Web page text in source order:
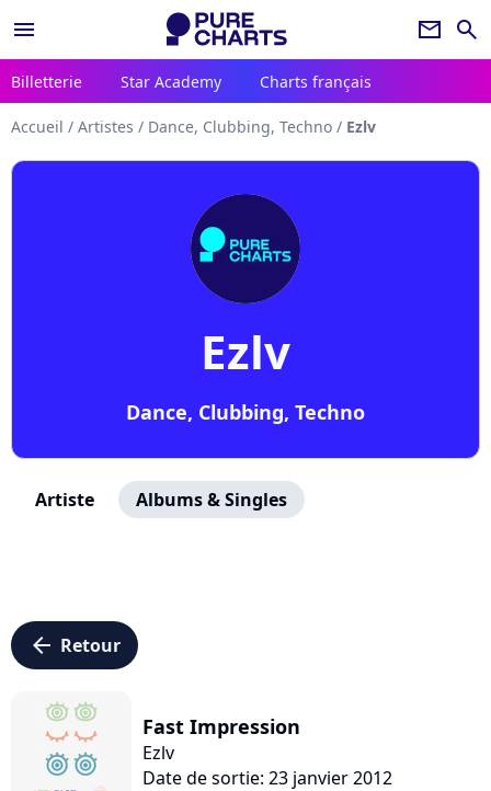
menu newsletter search
Billetterie Star Academy Charts français
Accueil / Artistes / Dance, Clubbing, Techno / Ezlv
Ezlv
Dance, Clubbing, Techno
Artiste Albums & Singles
arrow_left Retour
Fast Impression
Ezlv
Date de sortie: 23 janvier 2012